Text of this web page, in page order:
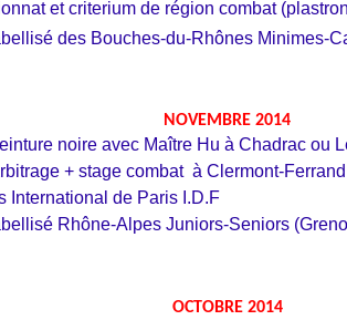
et criterium de région combat
des Bouches-du-Rhônes Minimes-
NOVEMBRE 2014
noire avec Maître Hu à Chadrac ou
+ stage combat à Clermont-Ferrand
International de Paris I.D.F
Rhône-Alpes Juniors-Seniors
OCTOBRE 2014